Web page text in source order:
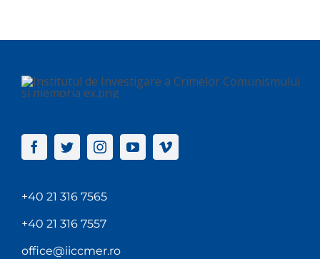
+40 21 316 7565
+40 21 316 7557
office@iiccmer.ro